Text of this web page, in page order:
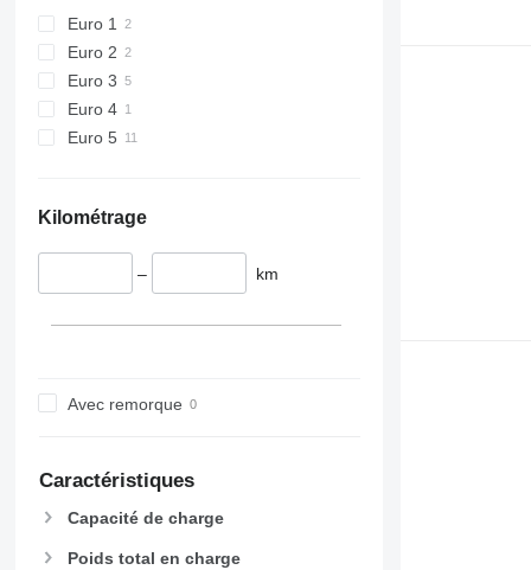
Euro 1
Euro 2
Euro 3
Euro 4
Euro 5
Kilométrage
– km
Avec remorque
Caractéristiques
Capacité de charge
Poids total en charge